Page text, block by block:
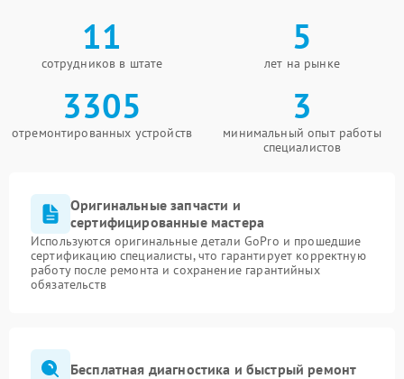
11
сотрудников в штате
5
лет на рынке
3305
отремонтированных устройств
3
минимальный опыт работы
специалистов
Оригинальные запчасти и
сертифицированные мастера
Используются оригинальные детали GoPro и прошедшие
сертификацию специалисты, что гарантирует корректную
работу после ремонта и сохранение гарантийных
обязательств
Бесплатная диагностика и быстрый ремонт